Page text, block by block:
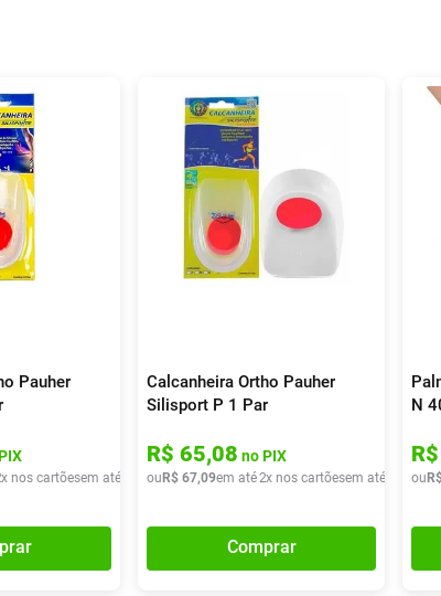
Pauher
x nos cartõesem até x deR$ 34,95
Calcanheira Ortho Pauher
Silisport P 1 Par
R$ 65,08 no PIX
ou R$ 67,09em até2x nos cartõesem até x deR$
Comprar
N
R$
ou